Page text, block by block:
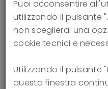
Puoi acconsentire
utilizzando il pulsante
non sceglierai una
cookie tecnici e
Utilizzando il pulsante
questa finestra